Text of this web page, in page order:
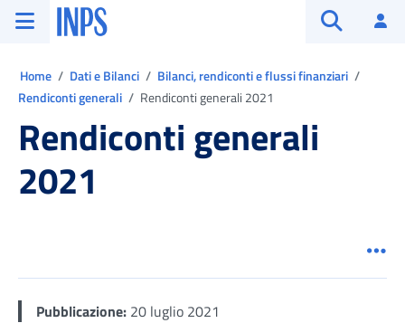
Vai al menu principale
Vai al contenuto principale
Vai al pie' di pagina
INPS ()
Home Dati e Bilanci
Bilanci, rendiconti e flussi finanziari
Rendiconti generali
Rendiconti generali 2021
Rendiconti generali
2021
Pubblicazione: 20 luglio 2021